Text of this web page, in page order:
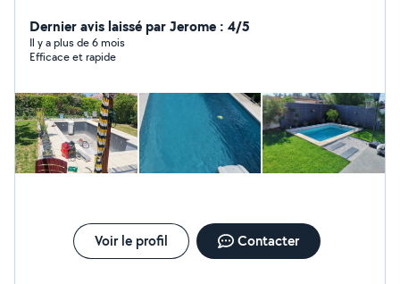
jours de la semaine y compris le Week-end ! tout type
d'intervention sauf maçonnerie .
Dernier avis laissé par Jerome : 4/5
Il y a plus de 6 mois
Efficace et rapide
Voir le profil Contacter